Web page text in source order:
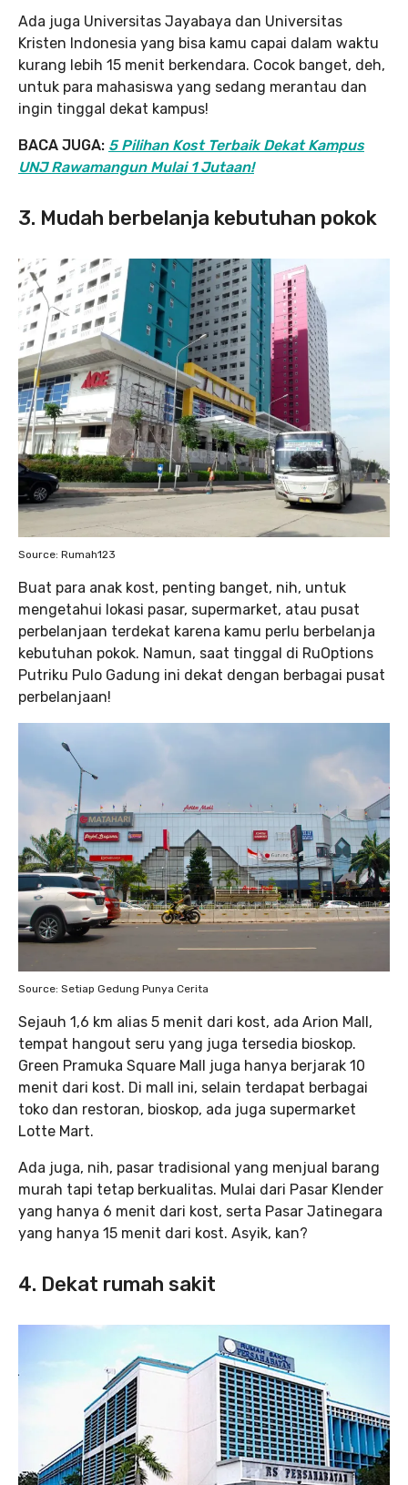
Ada juga Universitas Jayabaya dan Universitas
Kristen Indonesia yang bisa kamu capai dalam waktu
kurang lebih 15 menit berkendara. Cocok banget, deh,
untuk para mahasiswa yang sedang merantau dan
ingin tinggal dekat kampus!
BACA JUGA: 5 Pilihan Kost Terbaik Dekat Kampus
UNJ Rawamangun Mulai 1 Jutaan!
3. Mudah berbelanja kebutuhan pokok
Source: Rumah123
Buat para anak kost, penting banget, nih, untuk
mengetahui lokasi pasar, supermarket, atau pusat
perbelanjaan terdekat karena kamu perlu berbelanja
kebutuhan pokok. Namun, saat tinggal di RuOptions
Putriku Pulo Gadung ini dekat dengan berbagai pusat
perbelanjaan!
Source: Setiap Gedung Punya Cerita
Sejauh 1,6 km alias 5 menit dari kost, ada Arion Mall,
tempat hangout seru yang juga tersedia bioskop.
Green Pramuka Square Mall juga hanya berjarak 10
menit dari kost. Di mall ini, selain terdapat berbagai
toko dan restoran, bioskop, ada juga supermarket
Lotte Mart.
Ada juga, nih, pasar tradisional yang menjual barang
murah tapi tetap berkualitas. Mulai dari Pasar Klender
yang hanya 6 menit dari kost, serta Pasar Jatinegara
yang hanya 15 menit dari kost. Asyik, kan?
4. Dekat rumah sakit